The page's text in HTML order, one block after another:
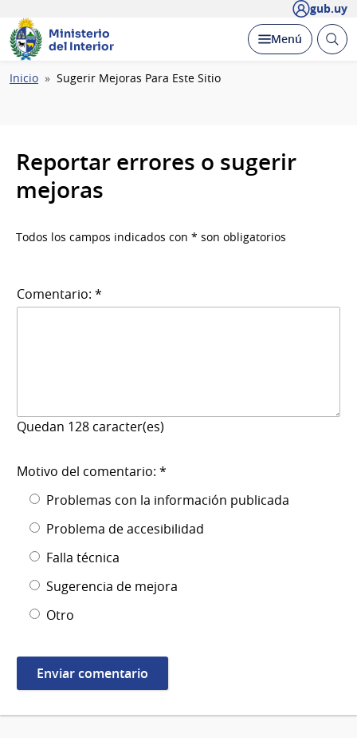
gub.uy
Ministerio
del Interior
Desplegar
Menú Abrir
Ruta
Inicio Sugerir Mejoras Para Este Sitio
Reportar errores o sugerir
mejoras
Todos los campos indicados con * son obligatorios
Comentario: *
Quedan 128 caracter(es)
Motivo del comentario: *
Problemas con la información publicada
Problema de accesibilidad
Falla técnica
Sugerencia de mejora
Otro